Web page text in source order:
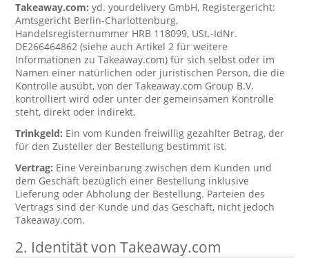
Takeaway.com:yd. yourdelivery GmbH, Registergericht:
Amtsgericht Berlin-Charlottenburg,
Handelsregisternummer HRB 118099, USt.-IdNr.
DE266464862 (siehe auch Artikel 2 für weitere
Informationen zu Takeaway.com) für sich selbst oder im
Namen einer natürlichen oder juristischen Person, die die
Kontrolle ausübt, von der Takeaway.com Group B.V.
kontrolliert wird oder unter der gemeinsamen Kontrolle
steht, direkt oder indirekt.
Trinkgeld: Ein vom Kunden freiwillig gezahlter Betrag, der
für den Zusteller der Bestellung bestimmt ist.
Vertrag: Eine Vereinbarung zwischen dem Kunden und
dem Geschäft bezüglich einer Bestellung inklusive
Lieferung oder Abholung der Bestellung. Parteien des
Vertrags sind der Kunde und das Geschäft, nicht jedoch
Takeaway.com.
2. Identität von Takeaway.com